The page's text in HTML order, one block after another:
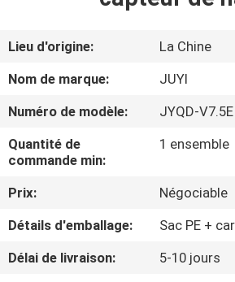
A
DE
NOUS
VISITE
D'USINE
Lieu d'origine:
La Chine
Nom de marque:
JUYI
Numéro de modèle:
JYQD-V7.5E
Quantité de
commande min:
1 ensemble
Prix:
Négociable
Détails d'emballage:
Sac PE +
Délai de livraison:
5-10 jours